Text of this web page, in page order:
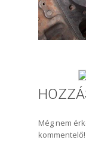
Még nem
kommentelő!